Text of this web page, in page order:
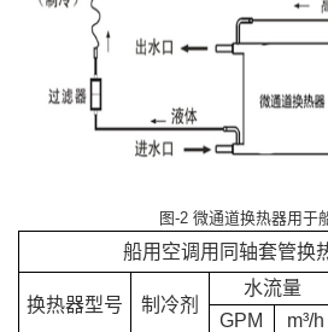
图-2 微通道换热器用于
船用空调用同轴套管换
换热器型号 制冷剂
水流量
GPM m³/h